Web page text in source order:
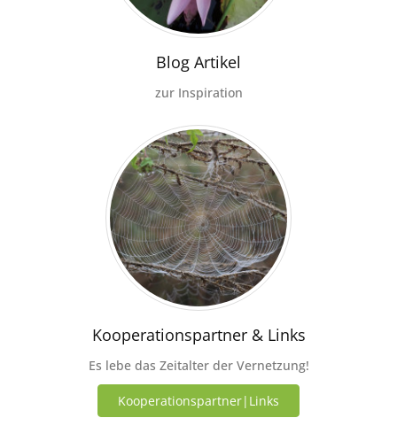
Blog Artikel
zur Inspiration
Kooperationspartner & Links
Es lebe das Zeitalter der Vernetzung!
Kooperationspartner|Links